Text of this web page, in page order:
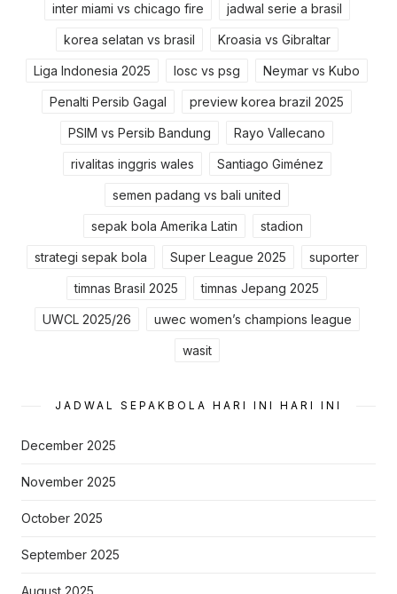
inter miami vs chicago fire jadwal serie a brasil
korea selatan vs brasil Kroasia vs Gibraltar
Liga Indonesia 2025 losc vs psg Neymar vs Kubo
Penalti Persib Gagal preview korea brazil 2025
PSIM vs Persib Bandung Rayo Vallecano
rivalitas inggris wales Santiago Giménez
semen padang vs bali united
sepak bola Amerika Latin stadion
strategi sepak bola Super League 2025 suporter
timnas Brasil 2025 timnas Jepang 2025
UWCL 2025/26 uwec women’s champions league
wasit
JADWAL SEPAKBOLA HARI INI HARI INI
December 2025
November 2025
October 2025
September 2025
August 2025